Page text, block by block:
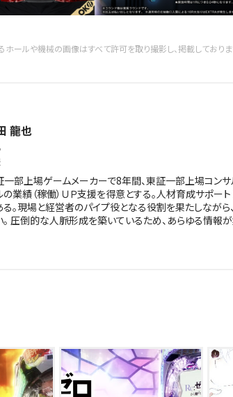
ールや機械の画像はすべて許可を取り撮影し、掲載しておりま
龍也
一部上場ゲームメーカーで8年間、東証一部上場コン
の業績（稼働）ＵＰ支援を得意とする。人材育成サポー
る。現場と経営者のパイプ役となる役割を果たしなが
。 圧倒的な人脈形成を築いているため、あらゆる情報